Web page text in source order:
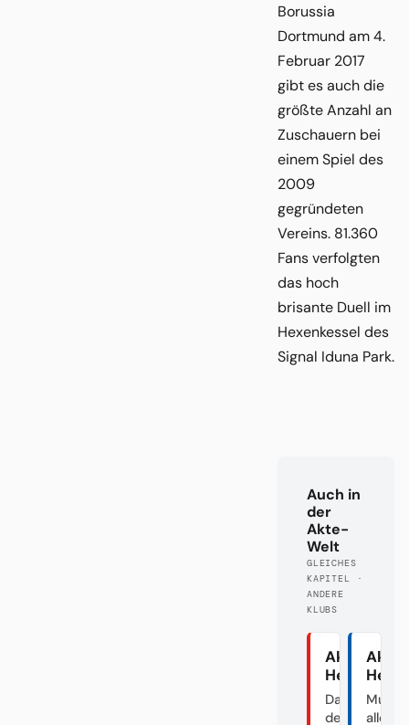
Borussia
Dortmund am 4.
Februar 2017
gibt es auch die
größte Anzahl an
Zuschauern bei
einem Spiel des
2009
gegründeten
Vereins. 81.360
Fans verfolgten
das hoch
brisante Duell im
Hexenkessel des
Signal Iduna Park.
Auch in
der
Akte-
Welt
GLEICHES
KAPITEL ·
ANDERE
KLUBS
Akte
Das Dorf in
der
Akte
aller